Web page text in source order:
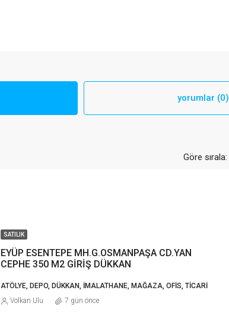
yorumlar (0)
Göre sırala:
SATILIK
EYÜP ESENTEPE MH.G.OSMANPAŞA CD.YAN
CEPHE 350 M2 GİRİŞ DÜKKAN
ATÖLYE, DEPO, DÜKKAN, İMALATHANE, MAĞAZA, OFIS, TICARI
Volkan Ulu 7 gün önce